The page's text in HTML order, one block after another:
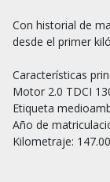
Con historial de
desde el primer
Características
Motor 2.0 TDCI
Etiqueta
Año de
Kilometraje: